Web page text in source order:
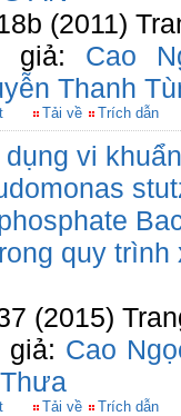
(2011)
giả: Cao
Thanh
Tải về Trích dẫn
vi
quy
(2015)
giả: Cao
Tải về Trích dẫn